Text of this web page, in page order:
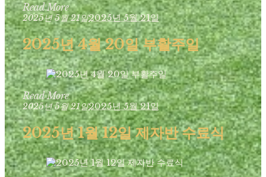
Read More
2025년 5월 21일2025년 5월 21일
2025년 4월 20일 부활주일
Read More
2025년 5월 21일2025년 5월 21일
2025년 1월 12일 제자반 수료식